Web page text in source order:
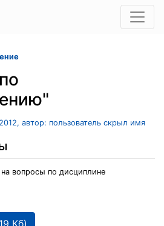
автор: пользователь скрыл имя
вопросы по дисциплине
Кб)